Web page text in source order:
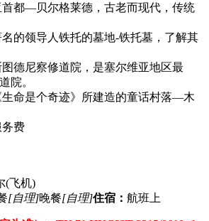
都—贝尔格莱德，古老而现代，传统
的领导人铁托的墓地-铁托墓，了解其
德尼察修道院，是塞尔维亚地区最
院。
命是个奇迹》所建造的童话村落—木
费
(飞机)
[自理]晚餐[自理]住宿： 航班上